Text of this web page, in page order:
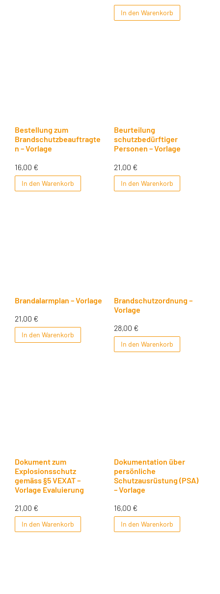
In den Warenkorb
Bestellung zum
Brandschutzbeauftragte
n – Vorlage
16,00 €
In den Warenkorb
Beurteilung
schutzbedürftiger
Personen – Vorlage
21,00 €
In den Warenkorb
Brandalarmplan – Vorlage
21,00 €
In den Warenkorb
Brandschutzordnung –
Vorlage
28,00 €
In den Warenkorb
Dokument zum
Explosionsschutz
gemäss §5 VEXAT –
Vorlage Evaluierung
21,00 €
In den Warenkorb
Dokumentation über
persönliche
Schutzausrüstung (PSA)
– Vorlage
16,00 €
In den Warenkorb